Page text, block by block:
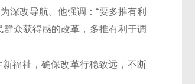
深改导航。他强调：“要多推有利
众获得感的改革，多推有利于调
福祉，确保改革行稳致远，不断